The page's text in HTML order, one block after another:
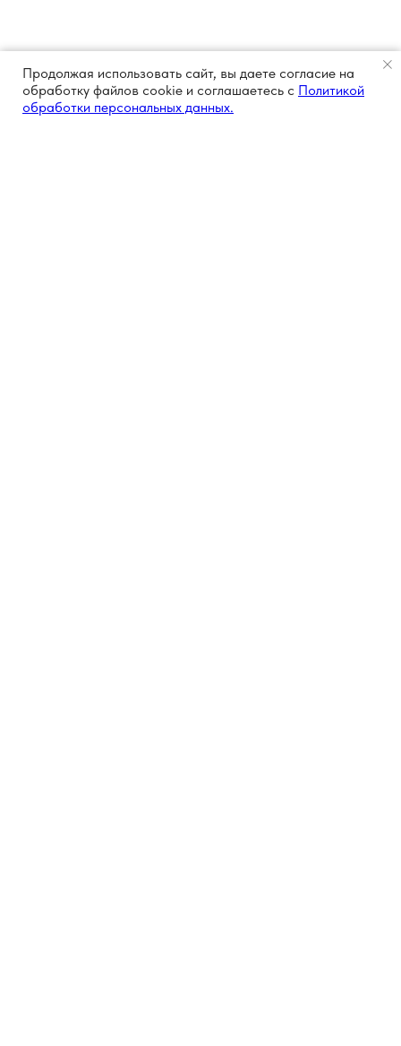
Продолжая использовать сайт, вы даете согласие на
обработку файлов cookie и соглашаетесь с Политикой
обработки персональных данных.